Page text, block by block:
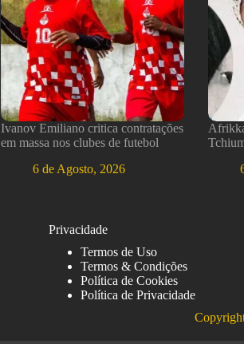
Ivanov Emiliano critica contratações
em massa nos clubes de futebol
6 de Agosto, 2026
Privacidade
Termos de Uso
Termos & Condições
Política de Cookies
Política de Privacidade